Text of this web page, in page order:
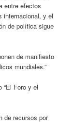
entre efectos
internacional, y el
de política sigue
de manifiesto
mundiales.”
“El Foro y el
de recursos por